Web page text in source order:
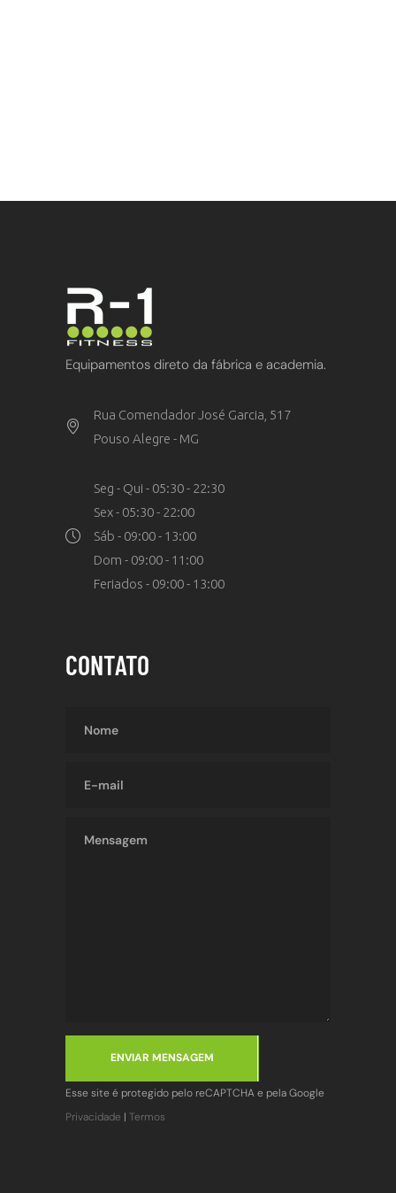
Equipamentos direto da fábrica e academia.
Rua Comendador José Garcia, 517
Pouso Alegre - MG
Seg - Qui - 05:30 - 22:30
Sex - 05:30 - 22:00
Sáb - 09:00 - 13:00
Dom - 09:00 - 11:00
Feriados - 09:00 - 13:00
CONTATO
ENVIAR MENSAGEM
Esse site é protegido pelo reCAPTCHA e pela Google
Privacidade | Termos